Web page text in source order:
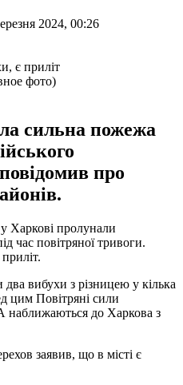
2024, 00:26
фото)
сильна пожежа
про
Харкові пролунали
час повітряної тривоги.
вибухи з різницею у кілька
цим Повітряні сили
до Харкова з
заявив, що в місті є